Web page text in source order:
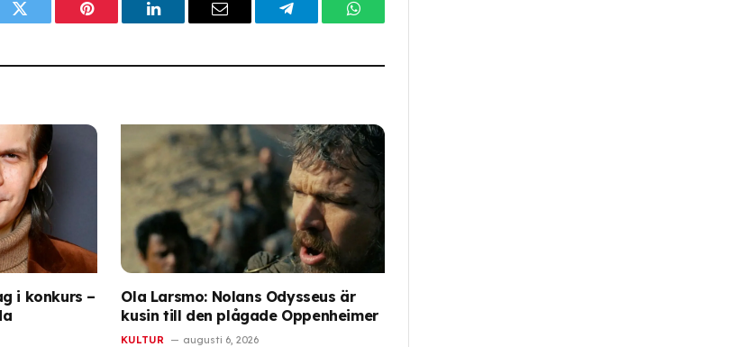
Twitter PinterestLinkedInEmail TelegramWhatsApp
i konkurs –
Ola Larsmo: Nolans Odysseus är
kusin till den plågade Oppenheimer
KULTUR augusti 6, 2026